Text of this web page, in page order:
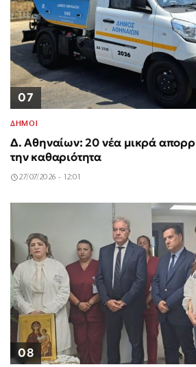
07
ΔΗΜΟΙ
Δ. Αθηναίων: 20 νέα μικρά
την καθαριότητα
27/07/2026 - 12:01
08